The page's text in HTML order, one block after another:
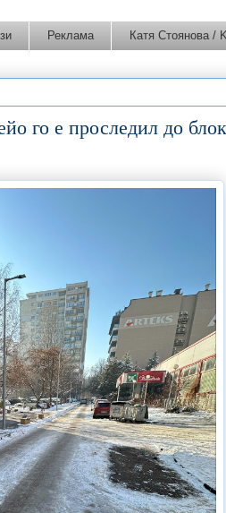
Реклама Катя Стоянова /
го е проследил до